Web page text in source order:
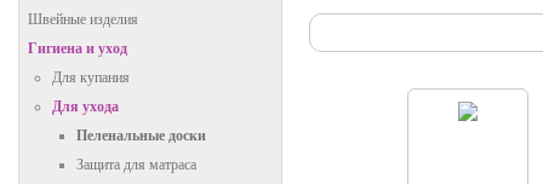
Швейные изделия
Гигиена и уход
Для купания
Для ухода
Пеленальные доски
Защита для матраса